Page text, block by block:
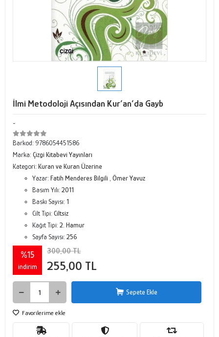
İlmi Metodoloji Açısından Kur’an’da Gayb
-
Barkod: 9786054451586
Marka: Çizgi Kitabevi Yayınları
Kategori: Kuran ve Kuran Üzerine
Yazar: Fatih Menderes Bilgili
Ömer Yavuz
Basım Yılı: 2011
Baskı Sayısı: 1
Cilt Tipi: Ciltsiz
Kağıt Tipi: 2. Hamur
Sayfa Sayısı: 256
%15
indirim
300,00 TL
255,00 TL
Sepete Ekle
Favorilerime ekle